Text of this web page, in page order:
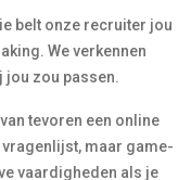
belt onze recruiter jou
We verkennen
jou zou passen.
tevoren een online
maar game-
vaardigheden als je